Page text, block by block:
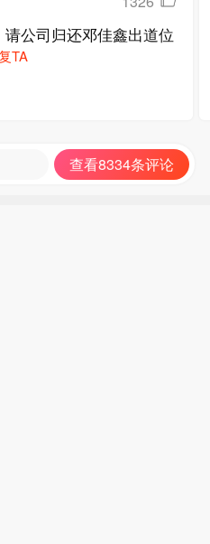
公司归还邓佳鑫出道位
TA
查看8334条评论